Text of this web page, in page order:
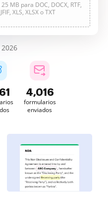
MB para DOC, DOCX, RTF,
XLS, XLSX o TXT
2026
4,016
formularios
enviados